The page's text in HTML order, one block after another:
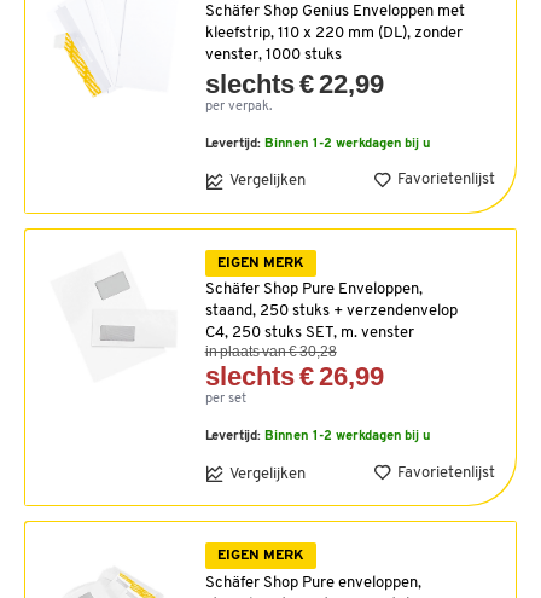
Schäfer Shop Genius Enveloppen met
kleefstrip, 110 x 220 mm (DL), zonder
venster, 1000 stuks
slechts € 22,99
per verpak.
Levertijd: Binnen 1-2 werkdagen bij u
Vergelijken Favorietenlijst
EIGEN MERK
Schäfer Shop Pure Enveloppen,
staand, 250 stuks + verzendenvelop
C4, 250 stuks SET, m. venster
in plaats van € 30,28
slechts € 26,99
per set
Levertijd: Binnen 1-2 werkdagen bij u
Vergelijken Favorietenlijst
EIGEN MERK
Schäfer Shop Pure enveloppen,